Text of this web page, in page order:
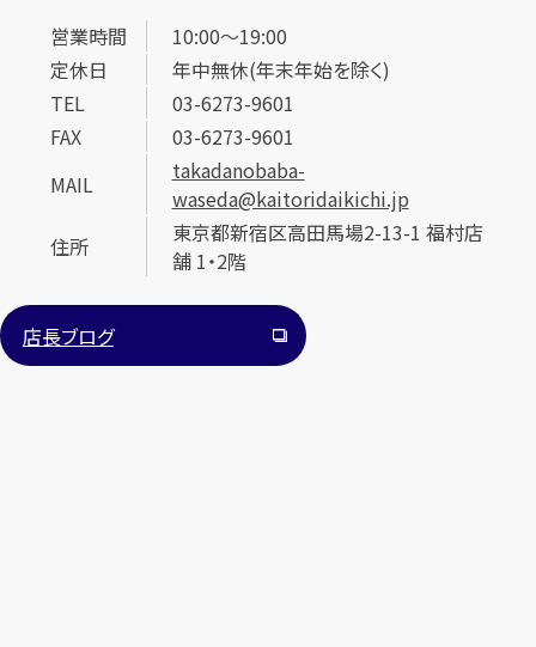
営業時間
10:00〜19:00
定休日
年中無休(年末年始を除く)
TEL
03-6273-9601
FAX
03-6273-9601
MAIL
takadanobaba-
waseda@kaitoridaikichi.jp
住所
東京都新宿区高田馬場2-13-1 福村店
舗 1・2階
店長ブログ